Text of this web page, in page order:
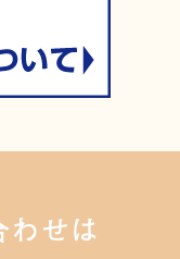
19:00
約をお願いしま
対咬合）などは、
早期対応がおすすめ
がら、丁寧なカウ
を入れています。
歯科としてフッ素
わせは